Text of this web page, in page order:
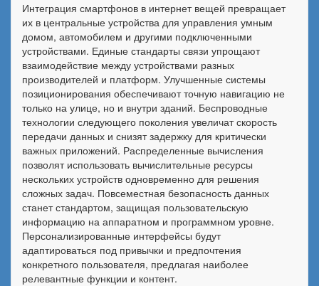
Интеграция смартфонов в интернет вещей превращает
их в центральные устройства для управления умным
домом, автомобилем и другими подключенными
устройствами. Единые стандарты связи упрощают
взаимодействие между устройствами разных
производителей и платформ. Улучшенные системы
позиционирования обеспечивают точную навигацию не
только на улице, но и внутри зданий. Беспроводные
технологии следующего поколения увеличат скорость
передачи данных и снизят задержку для критически
важных приложений. Распределенные вычисления
позволят использовать вычислительные ресурсы
нескольких устройств одновременно для решения
сложных задач. Повсеместная безопасность данных
станет стандартом, защищая пользовательскую
информацию на аппаратном и программном уровне.
Персонализированные интерфейсы будут
адаптироваться под привычки и предпочтения
конкретного пользователя, предлагая наиболее
релевантные функции и контент.